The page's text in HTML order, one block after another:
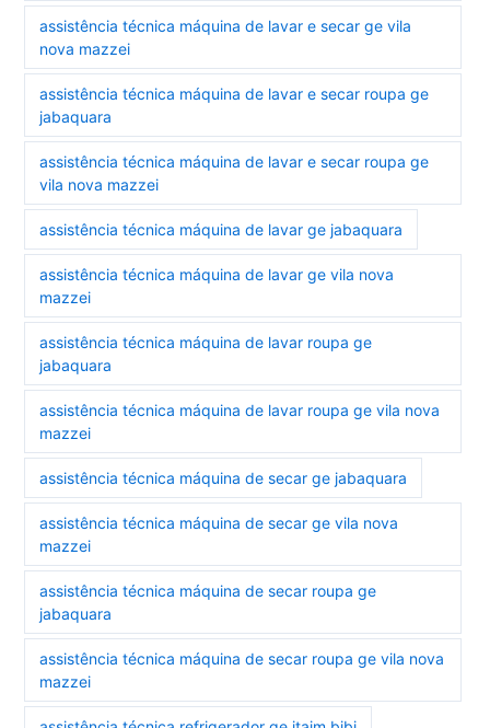
assistência técnica máquina de lavar e secar ge vila
nova mazzei
assistência técnica máquina de lavar e secar roupa ge
jabaquara
assistência técnica máquina de lavar e secar roupa ge
vila nova mazzei
assistência técnica máquina de lavar ge jabaquara
assistência técnica máquina de lavar ge vila nova
mazzei
assistência técnica máquina de lavar roupa ge
jabaquara
assistência técnica máquina de lavar roupa ge vila nova
mazzei
assistência técnica máquina de secar ge jabaquara
assistência técnica máquina de secar ge vila nova
mazzei
assistência técnica máquina de secar roupa ge
jabaquara
assistência técnica máquina de secar roupa ge vila nova
mazzei